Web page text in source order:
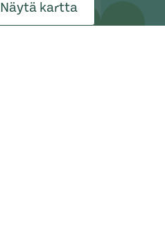
Näytä kartta